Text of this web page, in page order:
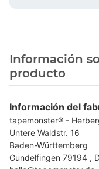
Información
producto
Información del
tapemonster® -
Untere Waldstr. 16
Baden-Württemberg
Gundelfingen 79194 ,